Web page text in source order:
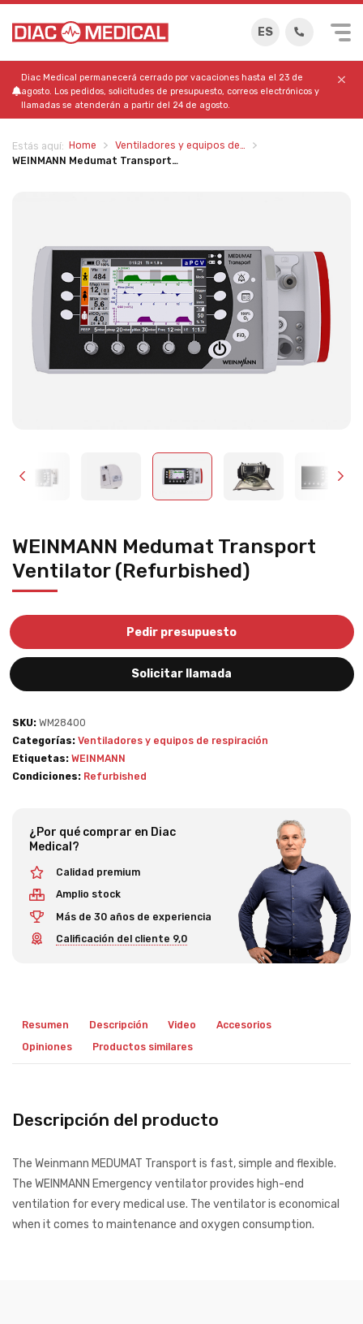
ES
Diac Medical permanecerá cerrado por vacaciones hasta el 23 de
agosto. Los pedidos, solicitudes de presupuesto, correos electrónicos y
llamadas se atenderán a partir del 24 de agosto.
Estás aquí: Home
Ventiladores y equipos de…
WEINMANN Medumat Transport…
WEINMANN Medumat Transport
Ventilator (Refurbished)
Pedir presupuesto
Solicitar llamada
SKU: WM28400
Categorías: Ventiladores y equipos de respiración
Etiquetas: WEINMANN
Condiciones: Refurbished
¿Por qué comprar en Diac
Medical?
Calidad premium
Amplio stock
Más de 30 años de experiencia
Calificación del cliente 9,0
Resumen Descripción Video
Accesorios
Opiniones
Productos similares
Descripción del producto
The Weinmann MEDUMAT Transport is fast, simple and flexible.
The WEINMANN Emergency ventilator provides high-end
ventilation for every medical use. The ventilator is economical
when it comes to maintenance and oxygen consumption.